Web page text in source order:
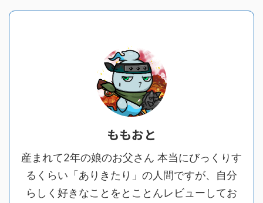
ももおと
産まれて2年の娘のお父さん 本当にびっくりす
るくらい「ありきたり」の人間ですが、自分
らしく好きなことをとことんレビューしてお